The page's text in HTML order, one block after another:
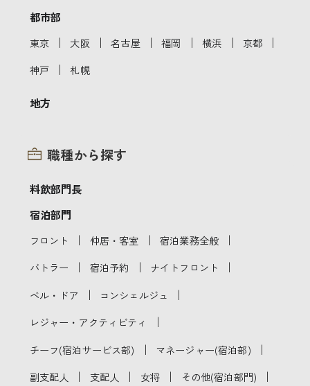
都市部
東京 ｜ 大阪 ｜ 名古屋 ｜ 福岡 ｜ 横浜 ｜ 京都 ｜
神戸 ｜ 札幌
地方
職種から探す
料飲部門長
宿泊部門
フロント ｜ 仲居・客室 ｜ 宿泊業務全般 ｜
バトラー ｜ 宿泊予約 ｜ ナイトフロント ｜
ベル・ドア ｜ コンシェルジュ ｜
レジャー・アクティビティ ｜
チーフ(宿泊サービス部) ｜ マネージャー(宿泊部) ｜
副支配人 ｜ 支配人 ｜ 女将 ｜ その他(宿泊部門) ｜